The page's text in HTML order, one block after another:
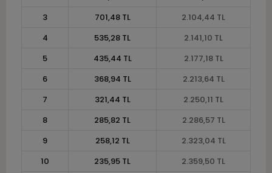
3
701,48 TL
2.104,44 TL
4
535,28 TL
2.141,10 TL
5
435,44 TL
2.177,18 TL
6
368,94 TL
2.213,64 TL
7
321,44 TL
2.250,11 TL
8
285,82 TL
2.286,57 TL
9
258,12 TL
2.323,04 TL
10
235,95 TL
2.359,50 TL